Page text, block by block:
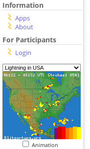
Information
Apps
About
For Participants
Login
Animation